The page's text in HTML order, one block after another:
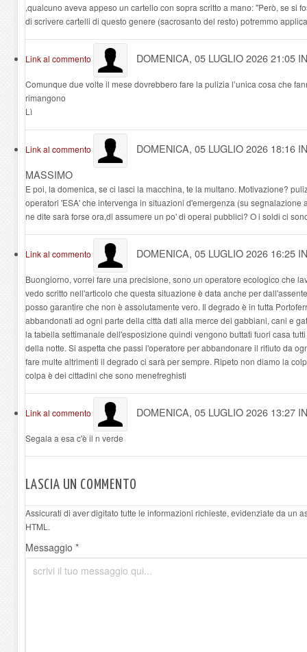
,qualcuno aveva appeso un cartello con sopra scritto a mano: "Però, se si
di scrivere cartelli di questo genere (sacrosanto del resto) potremmo
Link al commento DOMENICA, 05 LUGLIO 2026 21:05
Comunque due volte il mese dovrebbero fare la pulizia l’unica cosa che
rimangono
Lì
Link al commento DOMENICA, 05 LUGLIO 2026 18:16
MASSIMO
E poi, la domenica, se ci lasci la macchina, te la multano. Motivazione?
operatori 'ESA' che intervenga in situazioni d'emergenza (su
ne dite sarà forse ora,di assumere un po' di operai pubblici? O i soldi ci
Link al commento DOMENICA, 05 LUGLIO 2026 16:25
Buongiorno, vorrei fare una precisione, sono un operatore ecologico che
vedo scritto nell'articolo che questa situazione è data anche per
posso garantire che non è assolutamente vero. Il degrado è in tutta
abbandonati ad ogni parte della città dati alla merce dei gabbiani, cani e
la tabella settimanale dell'esposizione quindi vengono buttati fuori casa
della notte. Si aspetta che passi l'operatore per abbandonare il rifiuto da
fare multe altrimenti il degrado ci sarà per sempre. Ripeto non diamo la
colpa è dei cittadini che sono menefreghisti
Link al commento DOMENICA, 05 LUGLIO 2026 13:27
Segala a esa c'è il n verde
LASCIA UN COMMENTO
Assicurati di aver digitato tutte le informazioni richieste, evidenziate da un
HTML.
Messaggio *